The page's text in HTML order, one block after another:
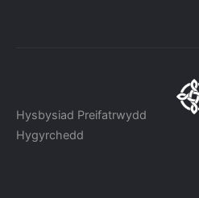
Hysbysiad Preifatrwydd
Hygyrchedd